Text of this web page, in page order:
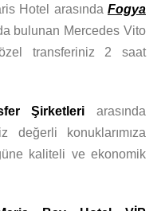
Hotel arasında Fogya
bulunan Mercedes Vito
özel transferiniz 2 saat
Şirketleri
arasında
değerli konuklarımıza
kaliteli ve ekonomik